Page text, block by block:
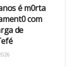
é m0rta
com
de